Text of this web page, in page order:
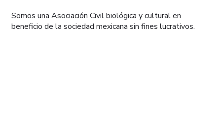
Somos una Asociación Civil biológica y cultural en
beneficio de la sociedad mexicana sin fines lucrativos.